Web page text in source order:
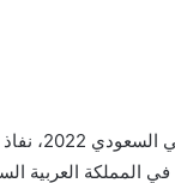
طريقة